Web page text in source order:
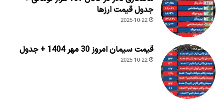
جدول قیمت ارزها
2025-10-22
قیمت سیمان امروز 30 مهر 1404 + جدول
2025-10-22